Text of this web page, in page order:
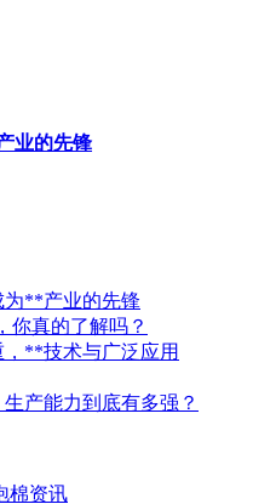
业的先锋
为**产业的先锋
你真的了解吗？
**技术与广泛应用
产能力到底有多强？
棉资讯